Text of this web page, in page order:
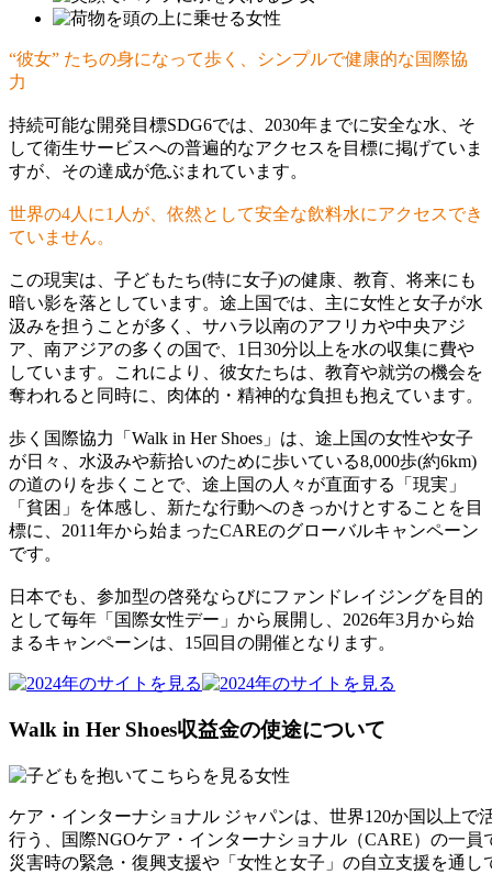
“彼女” たちの身になって歩く、シンプルで健康的な国際協
力
持続可能な開発目標SDG6では、2030年までに安全な水、そ
して衛生サービスへの普遍的なアクセスを目標に掲げていま
すが、その達成が危ぶまれています。
世界の4人に1人が、依然として安全な飲料水にアクセスでき
ていません。
この現実は、子どもたち(特に女子)の健康、教育、将来にも
暗い影を落としています。途上国では、主に女性と女子が水
汲みを担うことが多く、サハラ以南のアフリカや中央アジ
ア、南アジアの多くの国で、1日30分以上を水の収集に費や
しています。これにより、彼女たちは、教育や就労の機会を
奪われると同時に、肉体的・精神的な負担も抱えています。
歩く国際協力「Walk in Her Shoes」は、途上国の女性や女子
が日々、水汲みや薪拾いのために歩いている8,000歩(約6km)
の道のりを歩くことで、途上国の人々が直面する「現実」
「貧困」を体感し、新たな行動へのきっかけとすることを目
標に、2011年から始まったCAREのグローバルキャンペーン
です。
日本でも、参加型の啓発ならびにファンドレイジングを目的
として毎年「国際女性デー」から展開し、2026年3月から始
まるキャンペーンは、15回目の開催となります。
Walk in Her Shoes収益金の使途について
ケア・インターナショナル ジャパンは、世界120か国以上で
行う、国際NGOケア・インターナショナル（CARE）の一員
災害時の緊急・復興支援や「女性と女子」の自立支援を通し